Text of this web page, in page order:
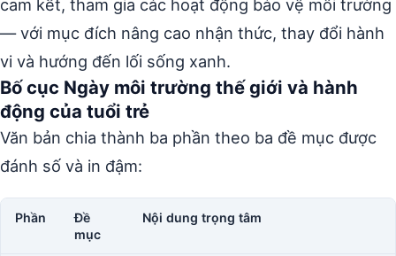
cam kết, tham gia các hoạt động bảo vệ môi trường
— với mục đích nâng cao nhận thức, thay đổi hành
vi và hướng đến lối sống xanh.
Bố cục Ngày môi trường thế giới và hành
động của tuổi trẻ
Văn bản chia thành ba phần theo ba đề mục được
đánh số và in đậm:
Phần
Đề
mục
Nội dung trọng tâm